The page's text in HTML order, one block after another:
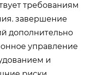
требованиям
завершение
дополнительно
управление
и